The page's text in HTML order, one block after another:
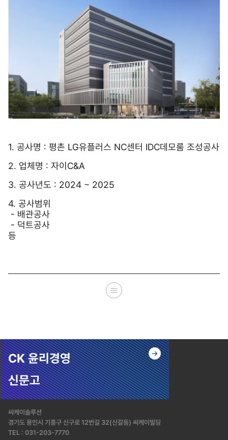
1. 공사명 : 평촌 LG유플러스 NC센터 IDC데모룸 조성공사
2. 업체명 : 자이C&A
3. 공사년도 : 2024 ~ 2025
4. 공사범위
- 배관공사
- 덕트공사
등
CK 윤리경영
신문고
씨케이솔루션
경기도 용인시 기흥구 신구로 12번길 32(신갈동) 씨케이빌딩
TEL : 031-203-7770